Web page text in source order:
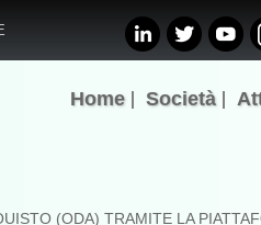
Home Società
(ODA) TRAMITE LA